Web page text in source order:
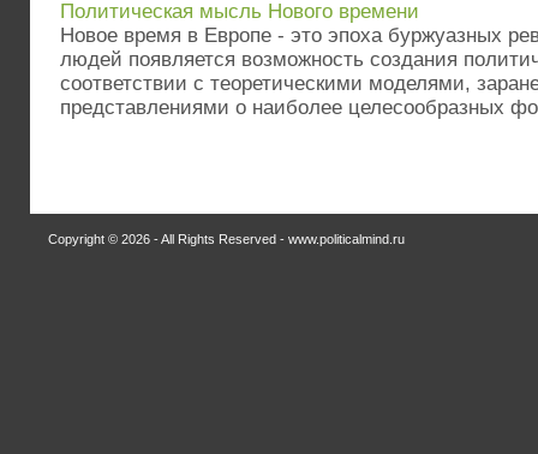
Политическая мысль Нового времени
Новое время в Европе - это эпоха буржуазных
людей появляется возможность создания
соответствии с теоретическими моделями,
представлениями о наиболее целесообразных
Copyright © 2026 - All Rights Reserved - www.politicalmind.ru